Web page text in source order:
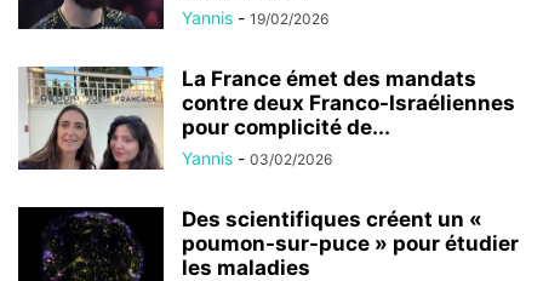
Yannis - 19/02/2026
La France émet des mandats
contre deux Franco-Israéliennes
pour complicité de...
Yannis - 03/02/2026
Des scientifiques créent un «
poumon-sur-puce » pour étudier
les maladies